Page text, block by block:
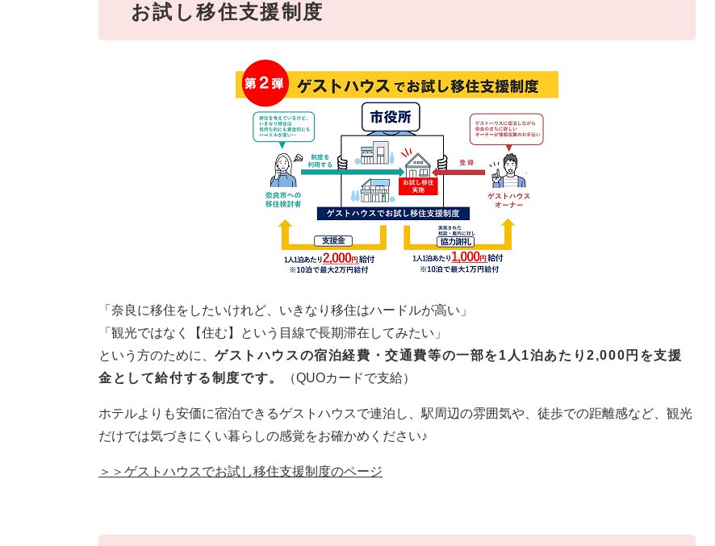
お試し移住支援制度
「奈良に移住をしたいけれど、いきなり移住はハードルが高い」
「観光ではなく【住む】という目線で長期滞在してみたい」
という方のために、 ゲストハウスの宿泊経費・交通費等の一部を1人1泊あたり2,000円を支援
金として給付する制度です。 （QUOカードで支給）
ホテルよりも安価に宿泊できるゲストハウスで連泊し、駅周辺の雰囲気や、徒歩での距離感など、観光
だけでは気づきにくい暮らしの感覚をお確かめください♪
＞＞ゲストハウスでお試し移住支援制度のページ